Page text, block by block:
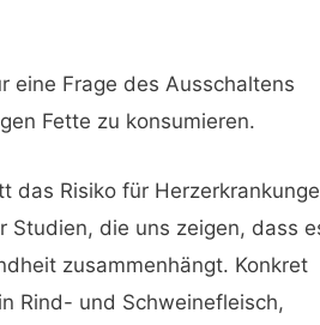
eine Frage des Ausschaltens
Fette zu konsumieren.
das Risiko für
die uns zeigen, dass
zusammenhängt. Konkret
Rind- und Schweinefleisch,